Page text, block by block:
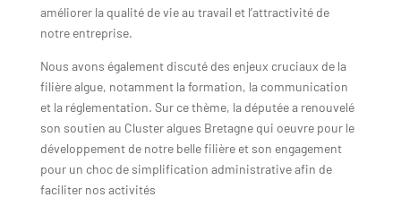
améliorer la qualité de vie au travail et l’attractivité de
notre entreprise.
Nous avons également discuté des enjeux cruciaux de la
filière algue, notamment la formation, la communication
et la réglementation. Sur ce thème, la députée a renouvelé
son soutien au Cluster algues Bretagne qui oeuvre pour le
développement de notre belle filière et son engagement
pour un choc de simplification administrative afin de
faciliter nos activités